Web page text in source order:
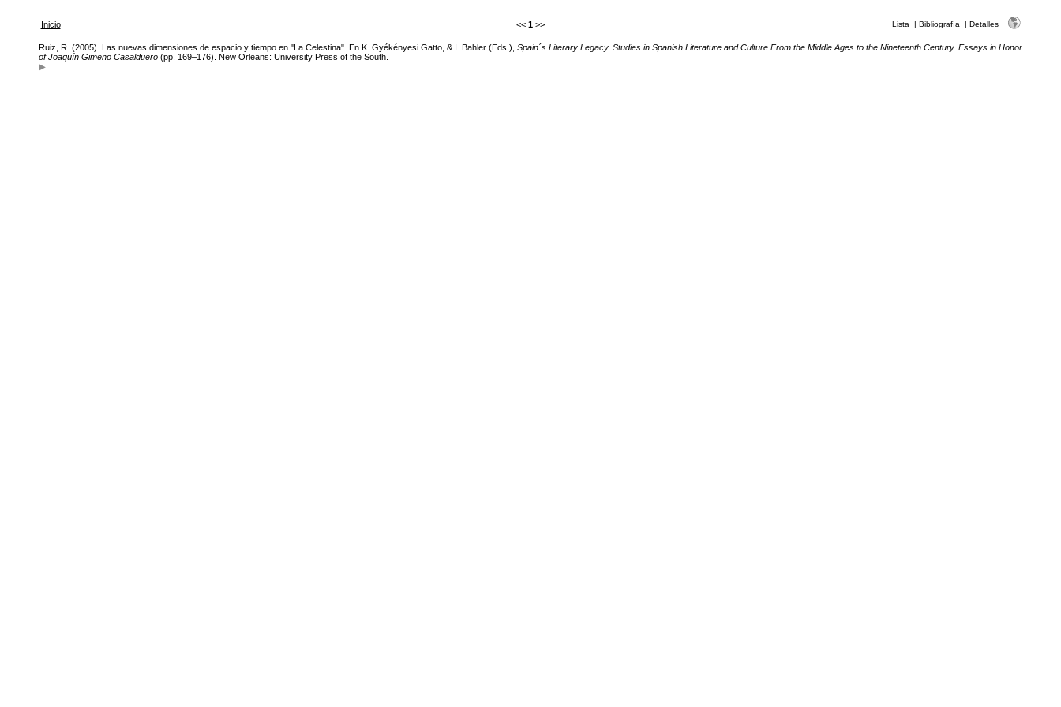
Inicio << 1 >> Lista | Bibliografía | Detalles
Ruiz, R. (2005). Las nuevas dimensiones de espacio y tiempo en "La Celestina". En K. Gyékényesi Gatto, & I. Bahler (Eds.), Spain´s Literary Legacy. Studies in Spanish Literature and Culture From the Middle Ages to the Nineteenth Century. Essays in Honor
of Joaquín Gimeno Casalduero(pp. 169–176). New Orleans: University Press of the South.